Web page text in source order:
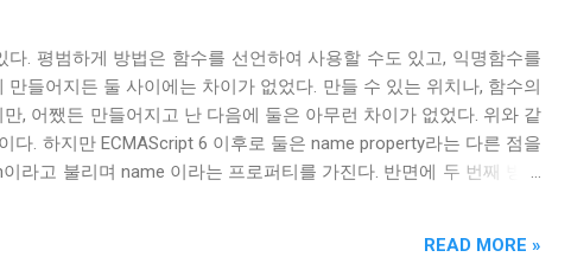
. 평범하게 방법은 함수를 선언하여 사용할 수도 있고, 익명함수를
들어지든 둘 사이에는 차이가 없었다. 만들 수 있는 위치나, 함수의
, 어쨌든 만들어지고 난 다음에 둘은 아무런 차이가 없었다. 위와 같
. 하지만 ECMAScript 6 이후로 둘은 name property라는 다른 점을
라고 불리며 name 이라는 프로퍼티를 가진다. 반면에 두 번째 방식
READ MORE »